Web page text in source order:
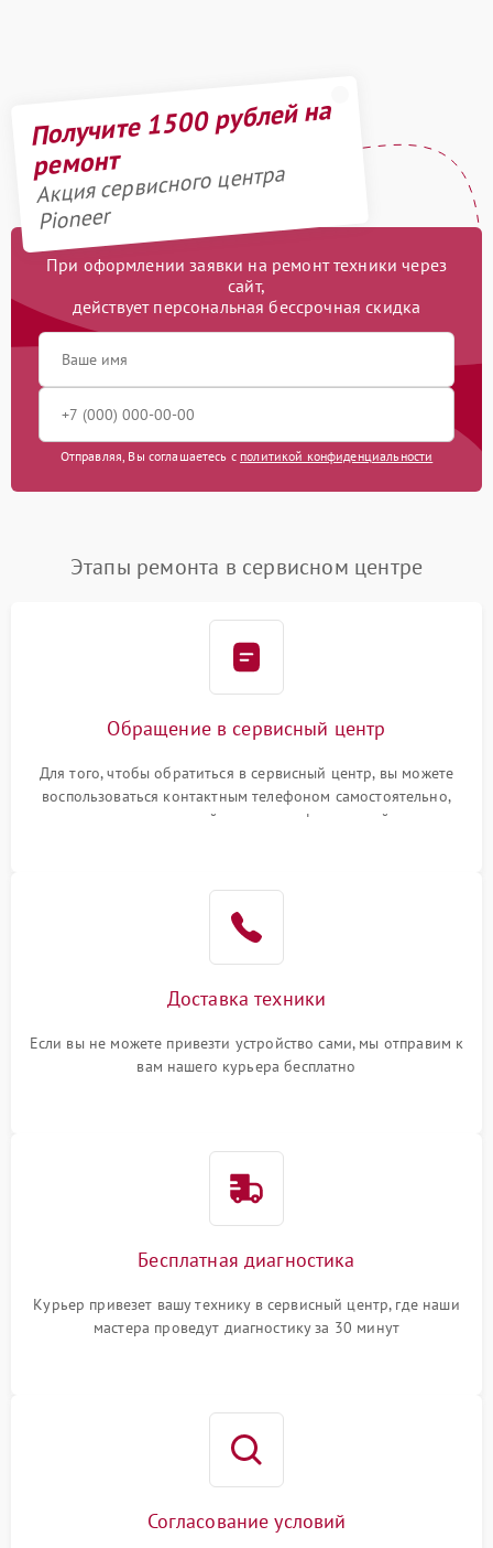
Получите 1500 рублей на
ремонт
Акция сервисного центра
Pioneer
При оформлении заявки на ремонт техники через
сайт,
действует персональная бессрочная скидка
Отправляя, Вы соглашаетесь с политикой конфиденциальности
Этапы ремонта в сервисном центре
Обращение в сервисный центр
Для того, чтобы обратиться в сервисный центр, вы можете
воспользоваться контактным телефоном самостоятельно,
или оставить свой номер телефона на сайте
Доставка техники
Если вы не можете привезти устройство сами, мы отправим к
вам нашего курьера бесплатно
Бесплатная диагностика
Курьер привезет вашу технику в сервисный центр, где наши
мастера проведут диагностику за 30 минут
Согласование условий